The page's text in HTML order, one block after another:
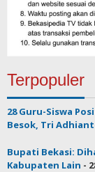
Terpopuler
28 Guru-Siswa
Besok, Tri
Bupati Bekasi:
Kabupaten Lain -